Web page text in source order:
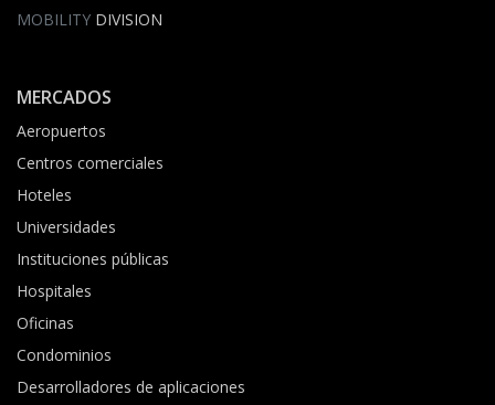
MOBILITY DIVISION
MERCADOS
Aeropuertos
Centros comerciales
Hoteles
Universidades
Instituciones públicas
Hospitales
Oficinas
Condominios
Desarrolladores de aplicaciones